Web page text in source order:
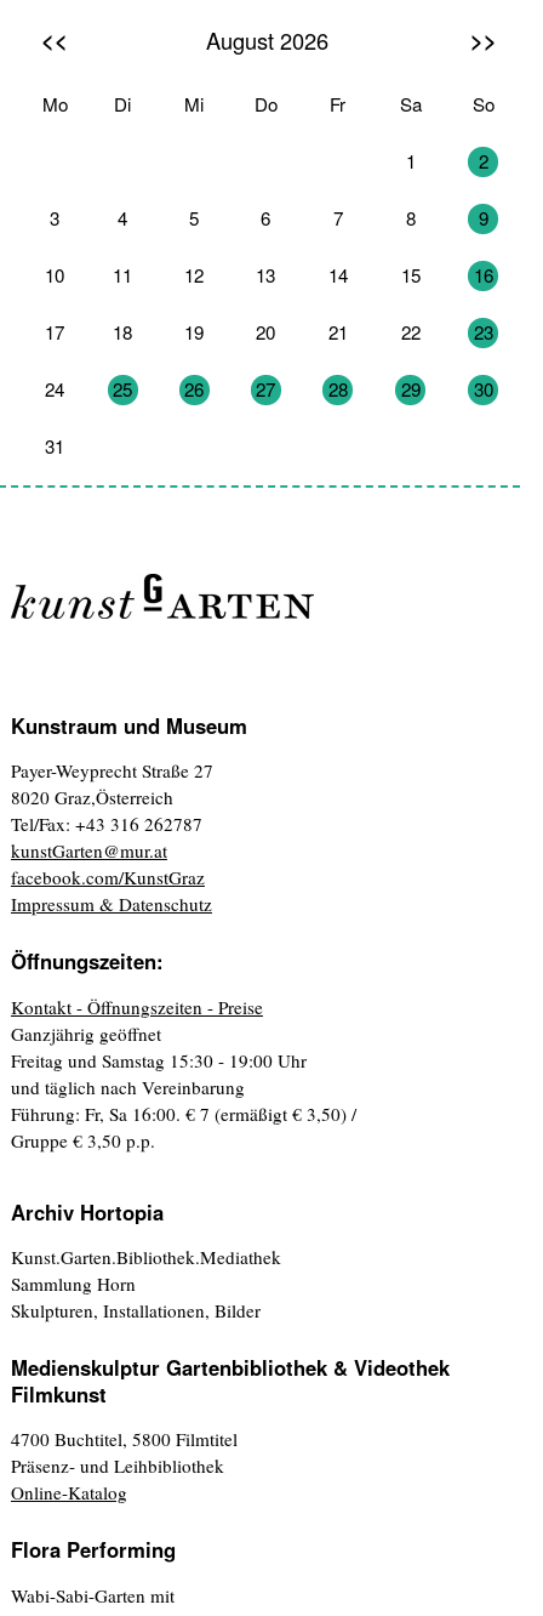
<< August 2026 >>
Mo Di Mi Do Fr Sa So
1 2
3 4 5 6 7 8 9
10 11 12 13 14 15 16
17 18 19 20 21 22 23
24 25 26 27 28 29 30
31
Kunstraum und Museum
Payer-Weyprecht Straße 27
8020 Graz,Österreich
Tel/Fax: +43 316 262787
kunstGarten@mur.at
facebook.com/KunstGraz
Impressum & Datenschutz
Öffnungszeiten:
Kontakt - Öffnungszeiten - Preise
Ganzjährig geöffnet
Freitag und Samstag 15:30 - 19:00 Uhr
und täglich nach Vereinbarung
Führung: Fr, Sa 16:00. € 7 (ermäßigt € 3,50) /
Gruppe € 3,50 p.p.
Archiv Hortopia
Kunst.Garten.Bibliothek.Mediathek
Sammlung Horn
Skulpturen, Installationen, Bilder
Medienskulptur Gartenbibliothek & Videothek
Filmkunst
4700 Buchtitel, 5800 Filmtitel
Präsenz- und Leihbibliothek
Online-Katalog
Flora Performing
Wabi-Sabi-Garten mit